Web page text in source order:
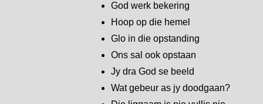
God werk bekering
Hoop op die hemel
Glo in die opstanding
Ons sal ook opstaan
Jy dra God se beeld
Wat gebeur as jy doodgaan?